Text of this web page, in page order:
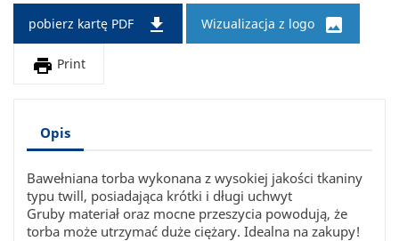
pobierz kartę PDF  Wizualizacja z logo

 Print
Opis
Bawełniana torba wykonana z wysokiej jakości tkaniny
typu twill, posiadająca krótki i długi uchwyt
Gruby materiał oraz mocne przeszycia powodują, że
torba może utrzymać duże ciężary. Idealna na zakupy!